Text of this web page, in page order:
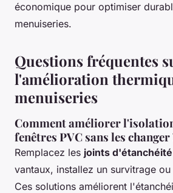
économique pour optimiser
menuiseries.
Questions fréquentes
l'amélioration
menuiseries
Comment améliorer
fenêtres PVC sans les changer
Remplacez les joints d'étanchéité
vantaux, installez un survitrage
Ces solutions améliorent